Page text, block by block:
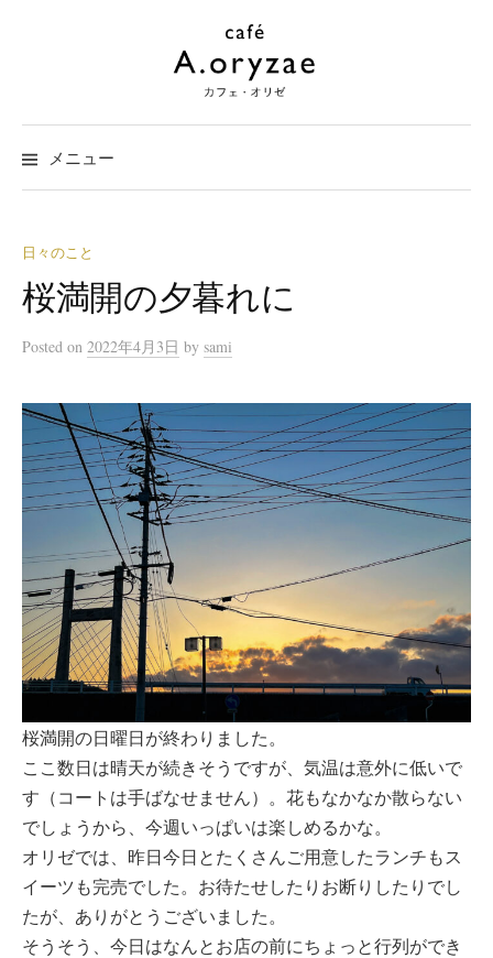
ツ
へ
ス
ッ
プ
メニュー
日々のこと
桜満開の夕暮れに
Posted on 2022年4月3日 by sami
桜満開の日曜日が終わりました。
ここ数日は晴天が続きそうですが、気温は意外に低いで
す（コートは手ばなせません）。花もなかなか散らない
でしょうから、今週いっぱいは楽しめるかな。
オリゼでは、昨日今日とたくさんご用意したランチもス
イーツも完売でした。お待たせしたりお断りしたりでし
たが、ありがとうございました。
そうそう、今日はなんとお店の前にちょっと行列ができ